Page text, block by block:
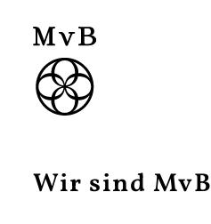
Wir sind MvB